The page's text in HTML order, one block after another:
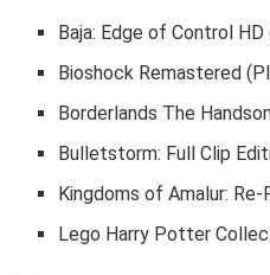
Baja: Edge of Control
Bioshock Remastered
Borderlands The
Bulletstorm: Full Clip
Kingdoms of Amalur:
Lego Harry Potter